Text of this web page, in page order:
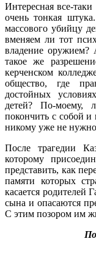
Интересная все-
очень тонкая
массового убийцу
вменяем ли тот
владение
такое же
керченском
общество, где
достойных
детей? По-моему,
покончить с собой
никому уже не
После трагедии
которому
представить, как
памяти которых
касается родителей
сына и опасаются
С этим позором им